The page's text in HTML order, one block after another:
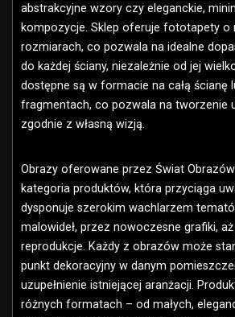
abstrakcyjne wzory czy eleganckie,
kompozycje. Sklep oferuje fototapety o
rozmiarach, co pozwala na idealne
do każdej ściany, niezależnie od jej
dostępne są w formacie na całą ścianę
fragmentach, co pozwala na tworzenie
zgodnie z własną wizją.
Obrazy oferowane przez Świat
kategoria produktów, która przyciąga
dysponuje szerokim wachlarzem
malowideł, przez nowoczesne grafiki,
reprodukcje. Każdy z obrazów może
punkt dekoracyjny w danym
uzupełnienie istniejącej aranżacji.
różnych formatach – od małych,